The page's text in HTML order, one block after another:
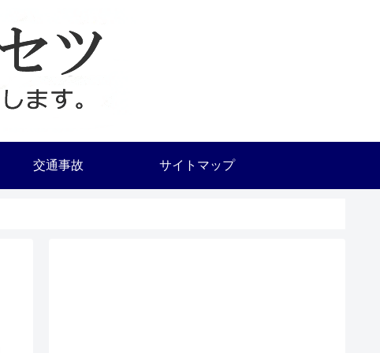
交通事故 サイトマップ